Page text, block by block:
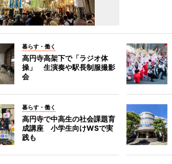
暮らす・働く
高円寺高架下で「ラジオ体
操」 生演奏や駅長制服撮影
会
暮らす・働く
高円寺で中高生の社会課題育
成講座 小学生向けWSで実
践も